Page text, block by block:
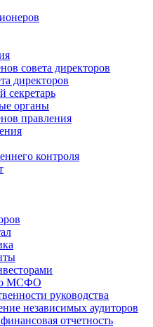
совета директоров
директоров
секретарь
органы
правления
контроля
МСФО
руководства
независимых аудиторов
отчетность